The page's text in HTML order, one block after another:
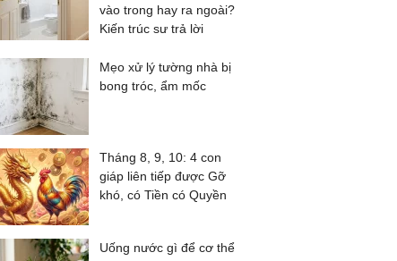
vào trong hay ra ngoài?
Kiến trúc sư trả lời
Mẹo xử lý tường nhà bị
bong tróc, ẩm mốc
Tháng 8, 9, 10: 4 con
giáp liên tiếp được Gỡ
khó, có Tiền có Quyền
Uống nước gì để cơ thể